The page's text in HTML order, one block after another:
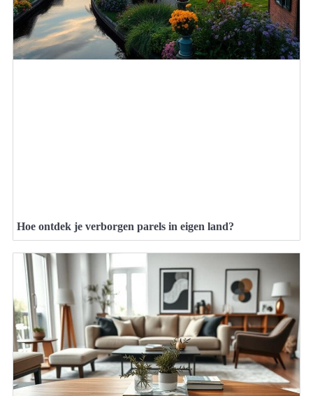
Hoe ontdek je verborgen parels in eigen land?